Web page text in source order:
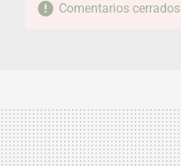
Comentarios cerrados